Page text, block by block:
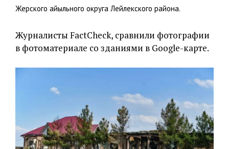
Жерского айыльного округа Лейлекского района.
Журналисты FactCheck, сравнили фотографии
в фотоматериале со зданиями в Google-карте.